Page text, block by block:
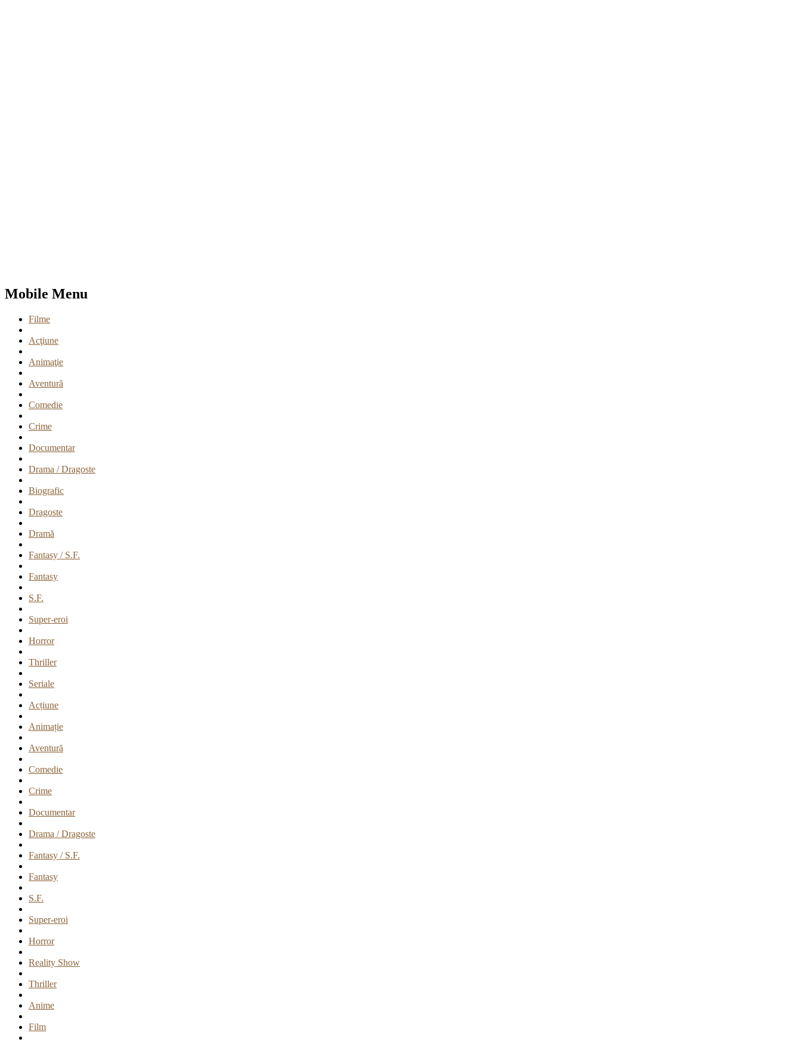
Mobile Menu
Filme
Acţiune
Animaţie
Aventură
Comedie
Crime
Documentar
Drama / Dragoste
Biografic
Dragoste
Dramă
Fantasy / S.F.
Fantasy
S.F.
Super-eroi
Horror
Thriller
Seriale
Acțiune
Animație
Aventură
Comedie
Crime
Documentar
Drama / Dragoste
Fantasy / S.F.
Fantasy
S.F.
Super-eroi
Horror
Reality Show
Thriller
Anime
Film